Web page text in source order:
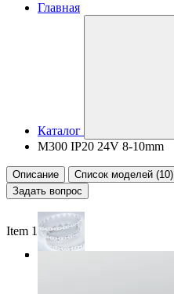
Главная
Каталог
M300 IP20 24V 8-10mm
Описание
Список моделей (10)
Задать вопрос
Item 1 of 4